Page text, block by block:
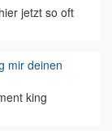
jetzt so oft
mir deinen
king